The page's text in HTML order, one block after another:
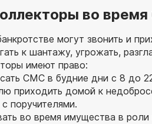
во время
могут звонить и
к шантажу, угрожать,
имеют право:
СМС в будние дни с 8 до
приходить домой к
поручителями.
во время имущества в роли